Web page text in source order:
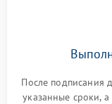
После подписания
указанные сроки,